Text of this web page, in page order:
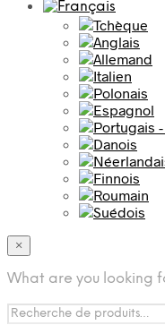
×
What are you looking